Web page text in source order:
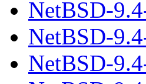
NetBSD-
NetBSD-
NetBSD-